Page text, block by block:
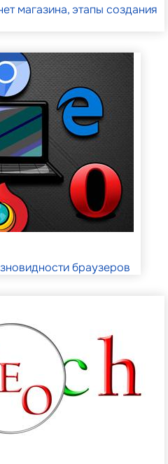
магазина, этапы создания
браузеров